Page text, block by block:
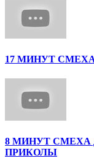
17 МИНУТ
8 МИНУТ СМЕХА
ПРИКОЛЫ